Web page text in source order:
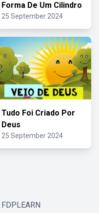
Forma De Um Cilindro
25 September 2024
Tudo Foi Criado Por
Deus
25 September 2024
FDPLEARN